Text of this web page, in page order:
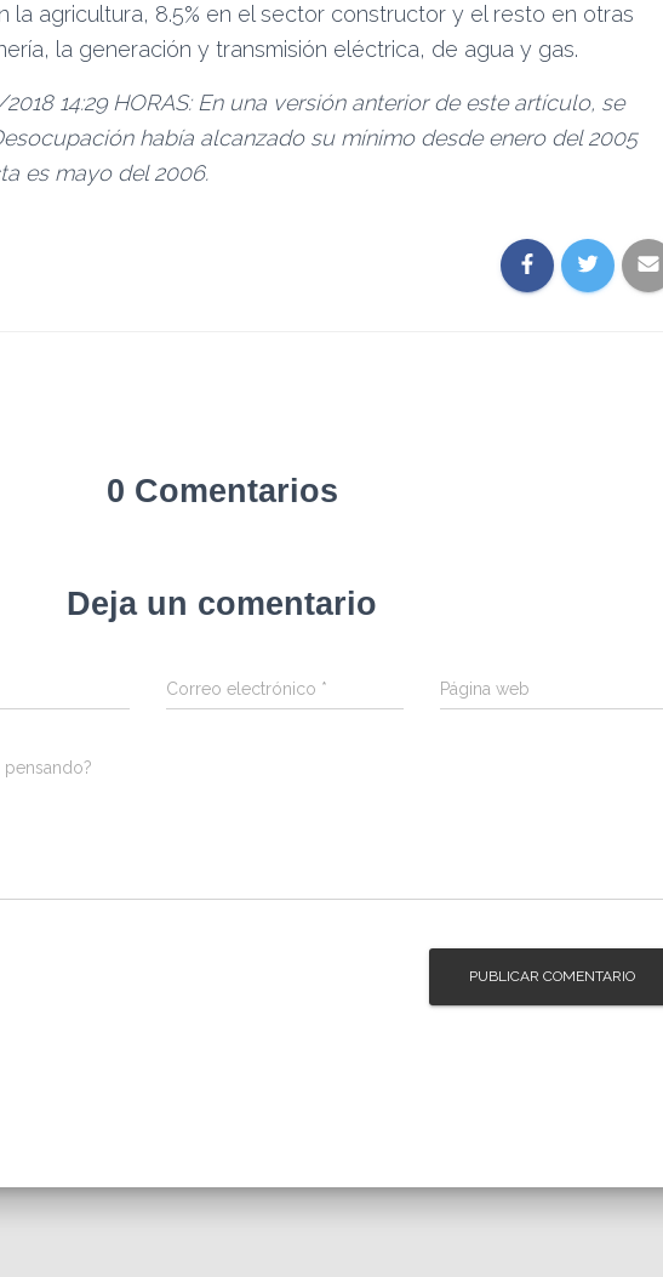
la agricultura, 8.5% en el sector constructor y el resto en otras
la generación y transmisión eléctrica, de agua y gas.
14:29 HORAS: En una versión anterior de este artículo, se
había alcanzado su mínimo desde enero del 2005
es mayo del 2006.
0 Comentarios
Deja un comentario
Correo electrónico * Página web
pensando?